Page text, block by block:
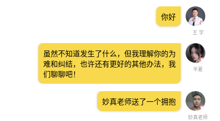
王 宇
你好
半夏
虽然不知道发生了什么，但我理解你的为
难和纠结，也许还有更好的其他办法，我
们聊聊吧！
妙真老师
妙真老师送了一个拥抱